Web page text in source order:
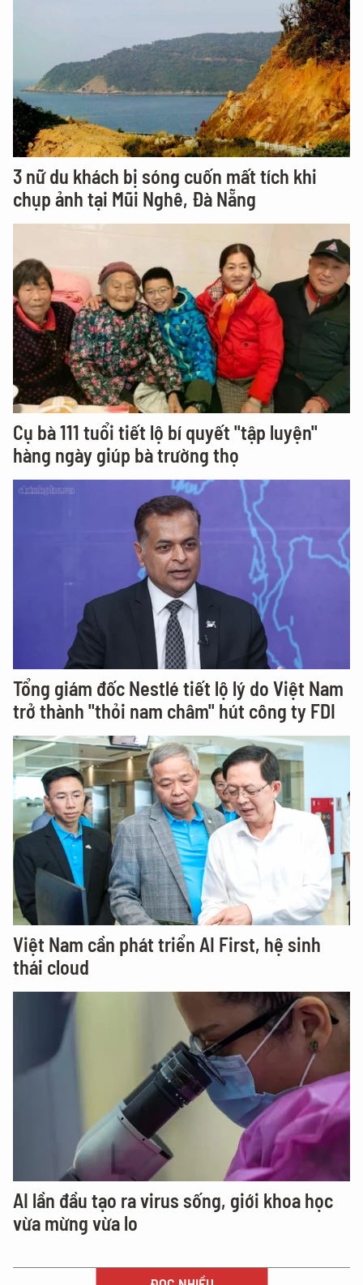
3 nữ du khách bị sóng cuốn mất tích khi
chụp ảnh tại Mũi Nghê, Đà Nẵng
Cụ bà 111 tuổi tiết lộ bí quyết "tập luyện"
hàng ngày giúp bà trường thọ
Tổng giám đốc Nestlé tiết lộ lý do Việt Nam
trở thành "thỏi nam châm" hút công ty FDI
Việt Nam cần phát triển AI First, hệ sinh
thái cloud
AI lần đầu tạo ra virus sống, giới khoa học
vừa mừng vừa lo